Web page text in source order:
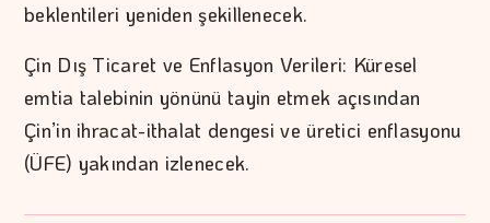
beklentileri yeniden şekillenecek.
Çin Dış Ticaret ve Enflasyon Verileri: Küresel
emtia talebinin yönünü tayin etmek açısından
Çin’in ihracat-ithalat dengesi ve üretici enflasyonu
(ÜFE) yakından izlenecek.